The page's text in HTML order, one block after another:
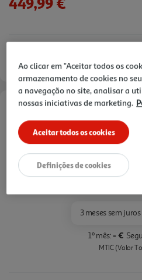
Opções de
Pague
saiba
3 meses sem juros
1º mês:- €
MTIC (Valor
Ao clicar em "Aceitar todos os
armazenamento de cookies no
a navegação no site, analisar a
nossas iniciativas de marketing.
Aceitar todos os cookies
Definições de cookies